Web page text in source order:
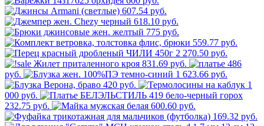
607.54 руб.
618.10 руб.
775 руб.
559.77 руб.
2 270.50 руб.
831.69 руб.
486
руб.
1 623.66 руб.
420 руб.
1
000 руб.
232.75 руб.
600.60 руб.
169.32 руб.